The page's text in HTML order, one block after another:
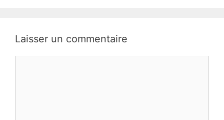
Laisser un commentaire